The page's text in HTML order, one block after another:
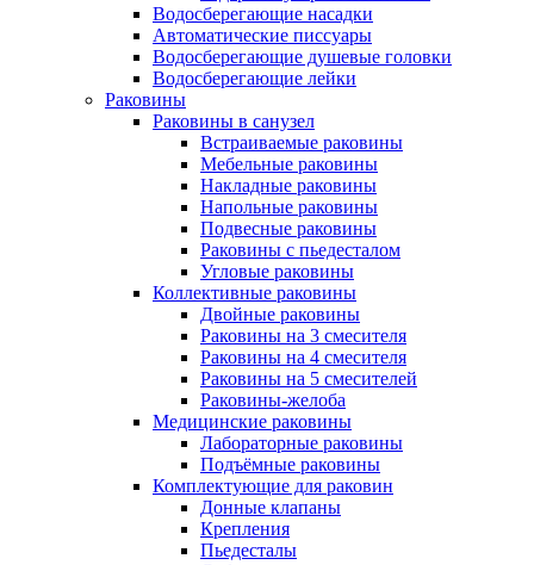
Водосберегающие насадки
Автоматические писсуары
Водосберегающие душевые головки
Водосберегающие лейки
Раковины
Раковины в санузел
Встраиваемые раковины
Мебельные раковины
Накладные раковины
Напольные раковины
Подвесные раковины
Раковины с пьедесталом
Угловые раковины
Коллективные раковины
Двойные раковины
Раковины на 3 смесителя
Раковины на 4 смесителя
Раковины на 5 смесителей
Раковины-желоба
Медицинские раковины
Лабораторные раковины
Подъёмные раковины
Комплектующие для раковин
Донные клапаны
Крепления
Пьедесталы